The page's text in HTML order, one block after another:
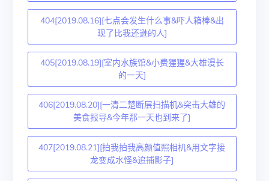
404[2019.08.16][七点会发生什么事&吓人箱棒&出
现了比我还逊的人]
405[2019.08.19][室内水族馆&小费猩猩&大雄漫长
的一天]
406[2019.08.20][一清二楚断层扫描机&突击大雄的
美食报导&今年那一天也到来了]
407[2019.08.21][拍我拍我高颜值照相机&用文字接
龙变成水怪&追捕影子]